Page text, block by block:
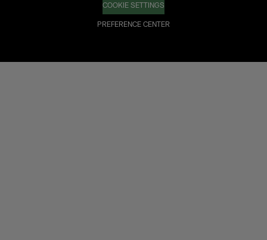
COOKIE SETTINGS
PREFERENCE CENTER